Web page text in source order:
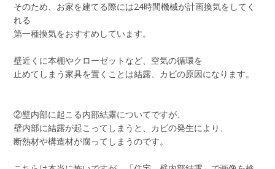
そのため、お家を建てる際には24時間機械が計画換気をしてく
れる
第一種換気をおすすめしています。
壁近くに本棚やクローゼットなど、空気の循環を
止めてしまう家具を置くことは結露、カビの原因になります。
②壁内部に起こる内部結露についてですが、
壁内部に結露が起こってしまうと、カビの発生により、
断熱材や構造材が腐ってしまうのです。